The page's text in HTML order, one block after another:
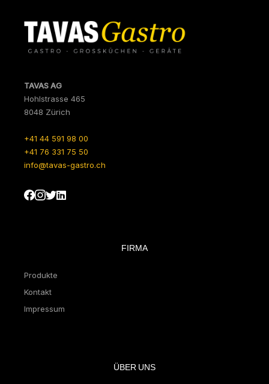
TAVAS AG
Hohlstrasse 465
8048 Zürich
+41 44 591 98 00
+41 76 331 75 50
info@tavas-gastro.ch
FIRMA
Produkte
Kontakt
Impressum
ÜBER UNS